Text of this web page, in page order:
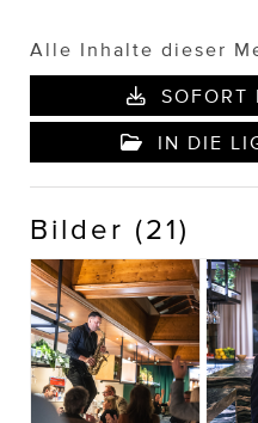
Alle Inhalte dieser
SOFORT
IN DIE
Bilder (21)